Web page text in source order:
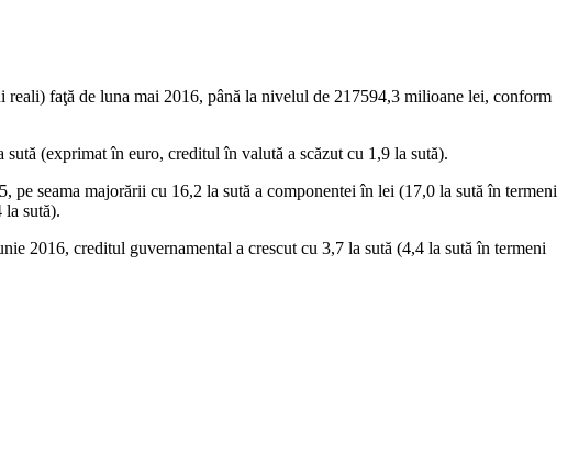
faţă de luna mai 2016, până la nivelul de 217594,3 milioane lei, conform
(exprimat în euro, creditul în valută a scăzut cu 1,9 la sută).
seama majorării cu 16,2 la sută a componentei în lei (17,0 la sută în termeni
sută).
2016, creditul guvernamental a crescut cu 3,7 la sută (4,4 la sută în termeni